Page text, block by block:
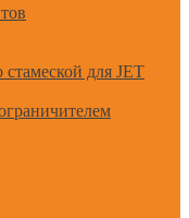
для JET